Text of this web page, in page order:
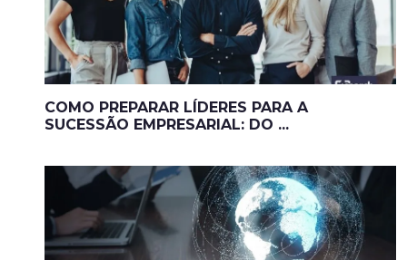
COMO PREPARAR LÍDERES PARA A
SUCESSÃO EMPRESARIAL: DO ...